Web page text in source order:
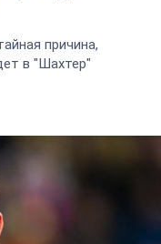
причина,
в "Шахтер"